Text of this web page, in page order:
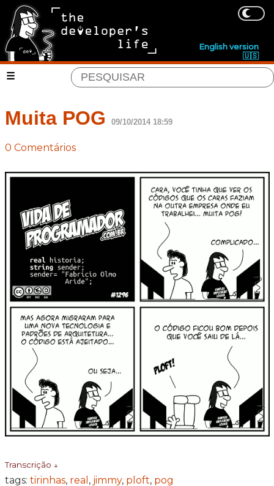
English version
🇺🇸
Muita POG 09/10/2014 18:59
0 Comentários
Transcrição ↓
tags: tirinhas, real , jimmy, ploft, pog